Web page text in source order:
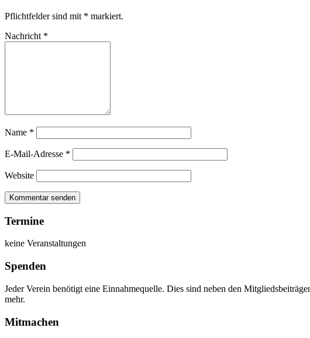
Pflichtfelder sind mit * markiert.
Nachricht *
Name *
E-Mail-Adresse *
Website
Termine
keine Veranstaltungen
Spenden
Jeder Verein benötigt eine Einnahmequelle. Dies sind neben den
mehr.
Mitmachen